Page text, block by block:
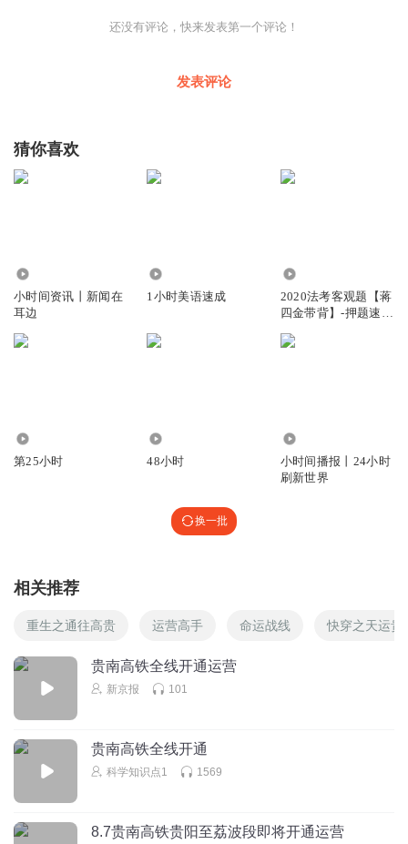
还没有评论，快来发表第一个评论！
发表评论
猜你喜欢
小时间资讯丨新闻在
耳边
1小时美语速成
2020法考客观题【蒋
四金带背】-押题速记
第25小时 48小时
小时间播报丨24小时
刷新世界
换一批
相关推荐
重生之通往高贵 运营高手 命运战线 快穿之天运贵
贵南高铁全线开通运营
新京报 101
贵南高铁全线开通
科学知识点1 1569
8.7贵南高铁贵阳至荔波段即将开通运营